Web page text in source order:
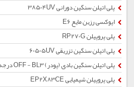
پلی اتیلن سنگین دورانی 38504UV
اپوکسی رزین مایع E6
پلی پروپیلن RP270G
پلی اتیلن سنگین تزریقی 60505UV
پلی اتیلن سنگین بادی (پودر) OFF - BL3 درجه2
پلی پروپیلن شیمیایی EP2X83CE